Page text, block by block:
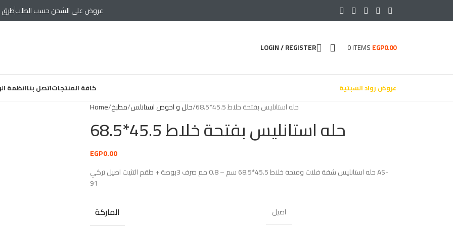
طرقعروض على الشحن حسب الطلب
LOGIN / REGISTER 0ITEMS EGP0.00
انظمةاتصل بناكافة المنتجات عروض رواد السبتية
Home مطبخ حلل و احوض استانلس حله استانليس بفتحة خلاط 45.5*68.5
حله استانليس بفتحة خلاط 45.5*68.5
EGP0.00
حله استانليس شفة فلات وفتحة خلاط 45.5*68.5 سم – 0.8 مم صرف 3بوصة + طقم التثيت اصيل تركي AS-
91
الماركة اصيل